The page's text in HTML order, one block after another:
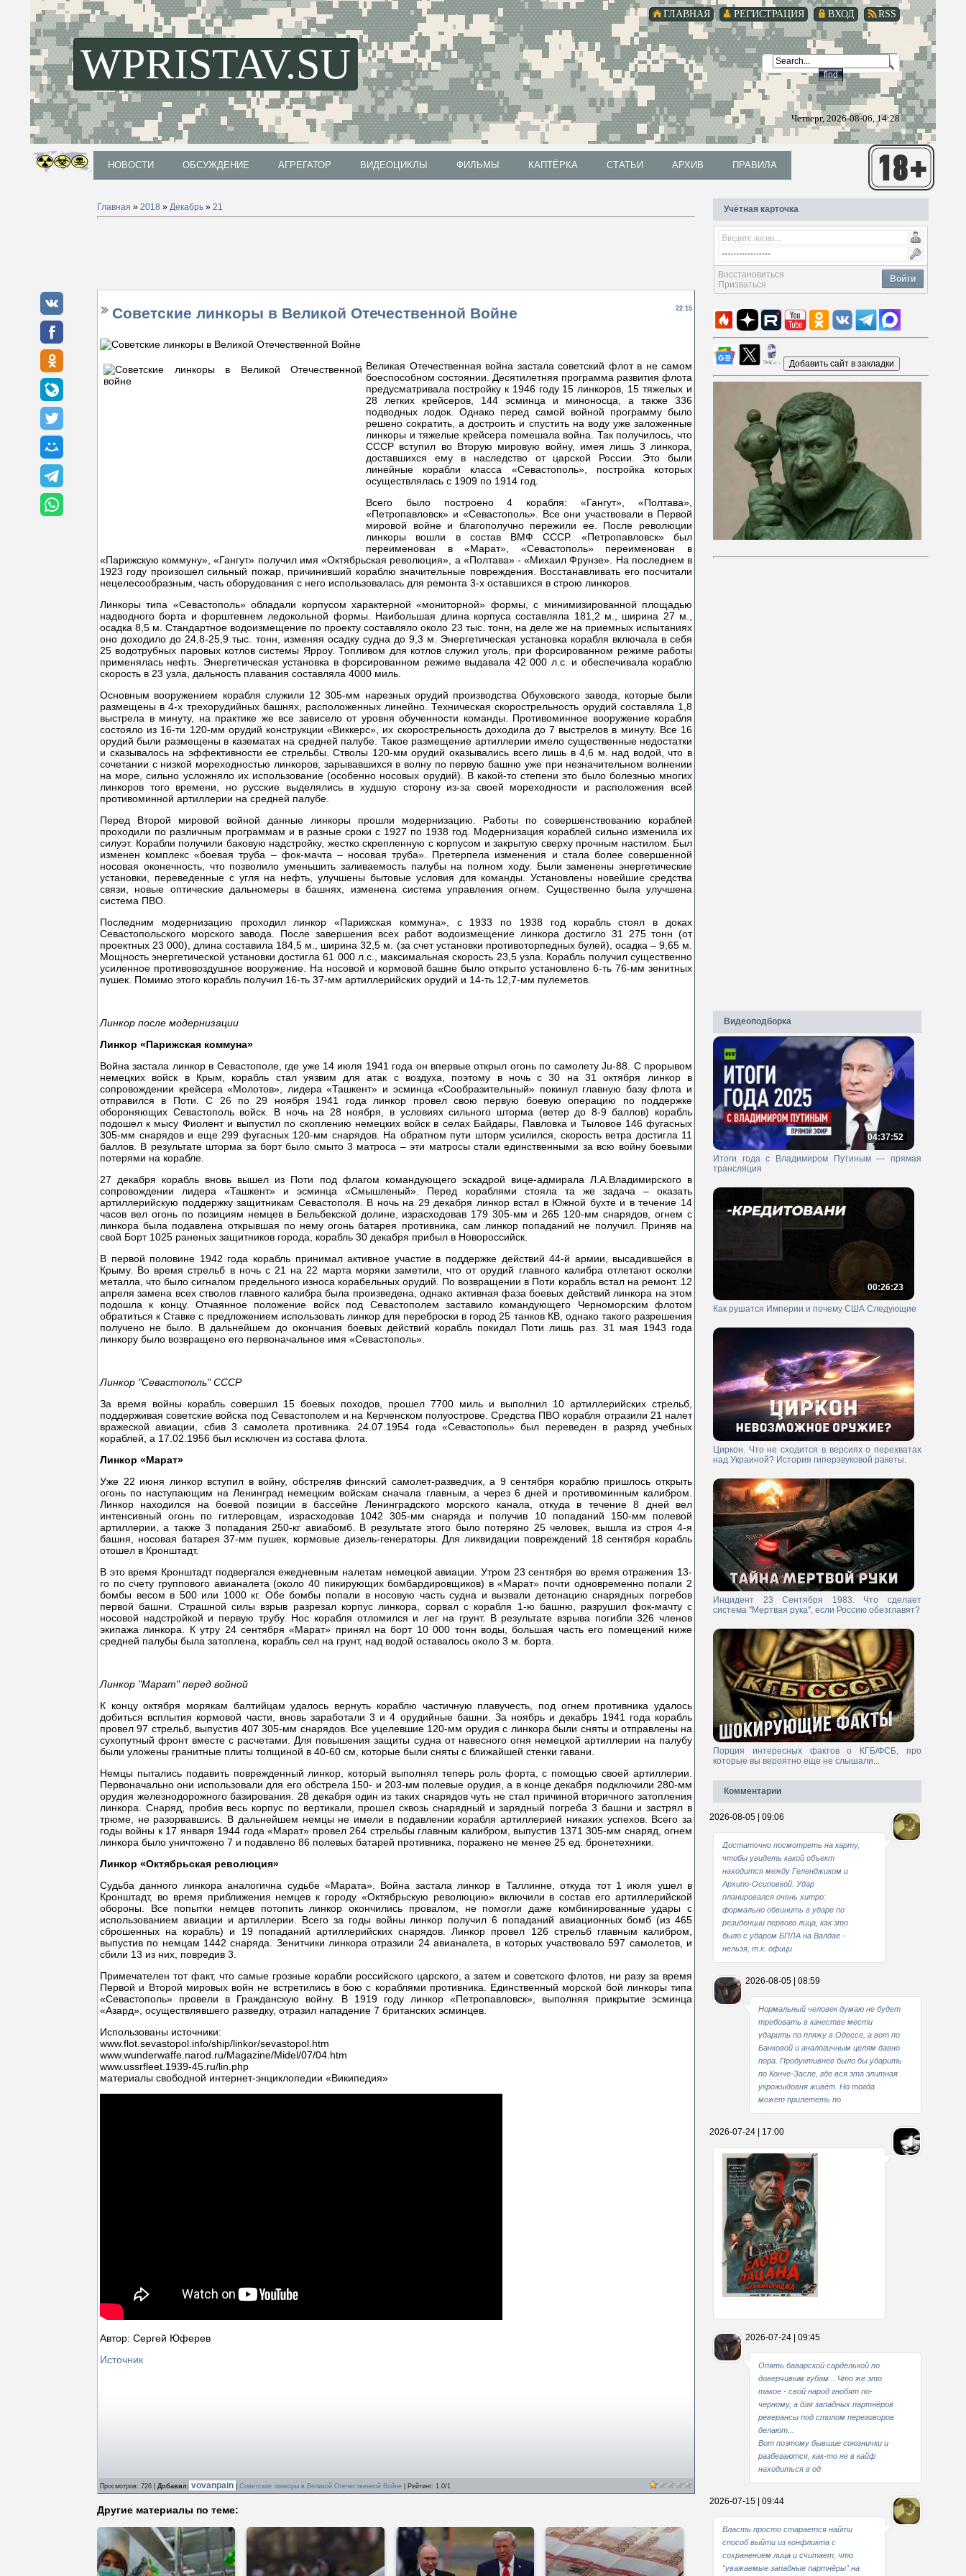
RSS
ВХОД
РЕГИСТРАЦИЯ
ГЛАВНАЯ
WPRISTAV.SU
Четверг, 2026-08-06, 14:28
НОВОСТИ ОБСУЖДЕНИЕ АГРЕГАТОР ВИДЕОЦИКЛЫ ФИЛЬМЫ КАПТЁРКА СТАТЬИ АРХИВ ПРАВИЛА
Главная » 2018 » Декабрь » 21
22:15
Советские линкоры в Великой Отечественной Войне
Великая Отечественная война застала советский флот в не самом
боеспособном состоянии. Десятилетняя программа развития флота
предусматривала постройку к 1946 году 15 линкоров, 15 тяжелых и
28 легких крейсеров, 144 эсминца и миноносца, а также 336
подводных лодок. Однако перед самой войной программу было
решено сократить, а достроить и спустить на воду уже заложенные
линкоры и тяжелые крейсера помешала война. Так получилось, что
СССР вступил во Вторую мировую войну, имея лишь 3 линкора,
доставшихся ему в наследство от царской России. Это были
линейные корабли класса «Севастополь», постройка которых
осуществлялась с 1909 по 1914 год.
Всего было построено 4 корабля: «Гангут», «Полтава»,
«Петропавловск» и «Севастополь». Все они участвовали в Первой
мировой войне и благополучно пережили ее. После революции
линкоры вошли в состав ВМФ СССР. «Петропавловск» был
переименован в «Марат», «Севастополь» переименован в
«Парижскую коммуну», «Гангут» получил имя «Октябрьская революция», а «Полтава» - «Михаил Фрунзе». На последнем в
1923 году произошел сильный пожар, причинивший кораблю значительные повреждения. Восстанавливать его посчитали
нецелесообразным, часть оборудования с него использовалась для ремонта 3-х оставшихся в строю линкоров.
Линкоры типа «Севастополь» обладали корпусом характерной «мониторной» формы, с минимизированной площадью
надводного борта и форштевнем ледокольной формы. Наибольшая длина корпуса составляла 181,2 м., ширина 27 м.,
осадка 8,5 м. Стандартное водоизмещение по проекту составляло около 23 тыс. тонн, на деле же на приемных испытаниях
оно доходило до 24,8-25,9 тыс. тонн, изменяя осадку судна до 9,3 м. Энергетическая установка корабля включала в себя
25 водотрубных паровых котлов системы Ярроу. Топливом для котлов служил уголь, при форсированном режиме работы
применялась нефть. Энергетическая установка в форсированном режиме выдавала 42 000 л.с. и обеспечивала кораблю
скорость в 23 узла, дальность плавания составляла 4000 миль.
Основным вооружением корабля служили 12 305-мм нарезных орудий производства Обуховского завода, которые были
размещены в 4-х трехорудийных башнях, расположенных линейно. Техническая скорострельность орудий составляла 1,8
выстрела в минуту, на практике же все зависело от уровня обученности команды. Противоминное вооружение корабля
состояло из 16-ти 120-мм орудий конструкции «Виккерс», их скорострельность доходила до 7 выстрелов в минуту. Все 16
орудий были размещены в казематах на средней палубе. Такое размещение артиллерии имело существенные недостатки
и сказывалось на эффективности ее стрельбы. Стволы 120-мм орудий оказывались всего лишь в 4,6 м. над водой, что в
сочетании с низкой мореходностью линкоров, зарывавшихся в волну по первую башню уже при незначительном волнении
на море, сильно усложняло их использование (особенно носовых орудий). В какой-то степени это было болезнью многих
линкоров того времени, но русские выделялись в худшую сторону из-за своей мореходности и расположения всей
противоминной артиллерии на средней палубе.
Перед Второй мировой войной данные линкоры прошли модернизацию. Работы по совершенствованию кораблей
проходили по различным программам и в разные сроки с 1927 по 1938 год. Модернизация кораблей сильно изменила их
силуэт. Корабли получили баковую надстройку, жестко скрепленную с корпусом и закрытую сверху прочным настилом. Был
изменен комплекс «боевая труба – фок-мачта – носовая труба». Претерпела изменения и стала более совершенной
носовая оконечность, что позволило уменьшить заливаемость палубы на полном ходу. Были заменены энергетические
установки, переведенные с угля на нефть, улучшены бытовые условия для команды. Установлены новейшие средства
связи, новые оптические дальномеры в башнях, изменена система управления огнем. Существенно была улучшена
система ПВО.
Последним модернизацию проходил линкор «Парижская коммуна», с 1933 по 1938 год корабль стоял в доках
Севастопольского морского завода. После завершения всех работ водоизмещение линкора достигло 31 275 тонн (от
проектных 23 000), длина составила 184,5 м., ширина 32,5 м. (за счет установки противоторпедных булей), осадка – 9,65 м.
Мощность энергетической установки достигла 61 000 л.с., максимальная скорость 23,5 узла. Корабль получил существенно
усиленное противовоздушное вооружение. На носовой и кормовой башне было открыто установлено 6-ть 76-мм зенитных
пушек. Помимо этого корабль получил 16-ть 37-мм артиллерийских орудий и 14-ть 12,7-мм пулеметов.
Линкор после модернизации
Линкор «Парижская коммуна»
Война застала линкор в Севастополе, где уже 14 июля 1941 года он впервые открыл огонь по самолету Ju-88. С прорывом
немецких войск в Крым, корабль стал уязвим для атак с воздуха, поэтому в ночь с 30 на 31 октября линкор в
сопровождении крейсера «Молотов», лидера «Ташкент» и эсминца «Сообразительный» покинул главную базу флота и
отправился в Поти. С 26 по 29 ноября 1941 года линкор провел свою первую боевую операцию по поддержке
обороняющих Севастополь войск. В ночь на 28 ноября, в условиях сильного шторма (ветер до 8-9 баллов) корабль
подошел к мысу Фиолент и выпустил по скоплению немецких войск в селах Байдары, Павловка и Тыловое 146 фугасных
305-мм снарядов и еще 299 фугасных 120-мм снарядов. На обратном пути шторм усилился, скорость ветра достигла 11
баллов. В результате шторма за борт было смыто 3 матроса – эти матросы стали единственными за всю войну боевыми
потерями на корабле.
27 декабря корабль вновь вышел из Поти под флагом командующего эскадрой вице-адмирала Л.А.Владимирского в
сопровождении лидера «Ташкент» и эсминца «Смышленый». Перед кораблями стояла та же задача – оказать
артиллерийскую поддержку защитникам Севастополя. В ночь на 29 декабря линкор встал в Южной бухте и в течение 14
часов вел огонь по позициям немцев в Бельбекской долине, израсходовав 179 305-мм и 265 120-мм снарядов, огнем с
линкора была подавлена открывшая по нему огонь батарея противника, сам линкор попаданий не получил. Приняв на
свой Борт 1025 раненых защитников города, корабль 30 декабря прибыл в Новороссийск.
В первой половине 1942 года корабль принимал активное участие в поддержке действий 44-й армии, высадившейся в
Крыму. Во время стрельб в ночь с 21 на 22 марта моряки заметили, что от орудий главного калибра отлетают осколки
металла, что было сигналом предельного износа корабельных орудий. По возвращении в Поти корабль встал на ремонт. 12
апреля замена всех стволов главного калибра была произведена, однако активная фаза боевых действий линкора на этом
подошла к концу. Отчаянное положение войск под Севастополем заставило командующего Черноморским флотом
обратиться к Ставке с предложением использовать линкор для переброски в город 25 танков КВ, однако такого разрешения
получено не было. В дальнейшем до окончания боевых действий корабль покидал Поти лишь раз. 31 мая 1943 года
линкору было возвращено его первоначальное имя «Севастополь».
Линкор "Севастополь" СССР
За время войны корабль совершил 15 боевых походов, прошел 7700 миль и выполнил 10 артиллерийских стрельб,
поддерживая советские войска под Севастополем и на Керченском полуострове. Средства ПВО корабля отразили 21 налет
вражеской авиации, сбив 3 самолета противника. 24.07.1954 года «Севастополь» был переведен в разряд учебных
кораблей, а 17.02.1956 был исключен из состава флота.
Линкор «Марат»
Уже 22 июня линкор вступил в войну, обстреляв финский самолет-разведчик, а 9 сентября кораблю пришлось открыть
огонь по наступающим на Ленинград немецким войскам сначала главным, а через 6 дней и противоминным калибром.
Линкор находился на боевой позиции в бассейне Ленинградского морского канала, откуда в течение 8 дней вел
интенсивный огонь по гитлеровцам, израсходовав 1042 305-мм снаряда и получив 10 попаданий 150-мм полевой
артиллерии, а также 3 попадания 250-кг авиабомб. В результате этого было потеряно 25 человек, вышла из строя 4-я
башня, носовая батарея 37-мм пушек, кормовые дизель-генераторы. Для ликвидации повреждений 18 сентября корабль
отошел в Кронштадт.
В это время Кронштадт подвергался ежедневным налетам немецкой авиации. Утром 23 сентября во время отражения 13-
го по счету группового авианалета (около 40 пикирующих бомбардировщиков) в «Марат» почти одновременно попали 2
бомбы весом в 500 или 1000 кг. Обе бомбы попали в носовую часть судна и вызвали детонацию снарядных погребов
первой башни. Страшной силы взрыв разрезал корпус линкора, сорвал с корабля 1-ю башню, разрушил фок-мачту с
носовой надстройкой и первую трубу. Нос корабля отломился и лег на грунт. В результате взрыва погибли 326 членов
экипажа линкора. К утру 24 сентября «Марат» принял на борт 10 000 тонн воды, большая часть его помещений ниже
средней палубы была затоплена, корабль сел на грунт, над водой оставалось около 3 м. борта.
Линкор "Марат" перед войной
К концу октября морякам балтийцам удалось вернуть кораблю частичную плавучесть, под огнем противника удалось
добиться всплытия кормовой части, вновь заработали 3 и 4 орудийные башни. За ноябрь и декабрь 1941 года корабль
провел 97 стрельб, выпустив 407 305-мм снарядов. Все уцелевшие 120-мм орудия с линкора были сняты и отправлены на
сухопутный фронт вместе с расчетами. Для повышения защиты судна от навесного огня немецкой артиллерии на палубу
были уложены гранитные плиты толщиной в 40-60 см, которые были сняты с ближайшей стенки гавани.
Немцы пытались подавить поврежденный линкор, который выполнял теперь роль форта, с помощью своей артиллерии.
Первоначально они использовали для его обстрела 150- и 203-мм полевые орудия, а в конце декабря подключили 280-мм
орудия железнодорожного базирования. 28 декабря один из таких снарядов чуть не стал причиной вторичного затопления
линкора. Снаряд, пробив весь корпус по вертикали, прошел сквозь снарядный и зарядный погреба 3 башни и застрял в
трюме, не разорвавшись. В дальнейшем немцы не имели в подавлении корабля артиллерией никаких успехов. Всего за
годы войны к 17 января 1944 года «Марат» провел 264 стрельбы главным калибром, выпустив 1371 305-мм снаряд, огнем
линкора было уничтожено 7 и подавлено 86 полевых батарей противника, поражено не менее 25 ед. бронетехники.
Линкор «Октябрьская революция»
Судьба данного линкора аналогична судьбе «Марата». Война застала линкор в Таллинне, откуда тот 1 июля ушел в
Кронштадт, во время приближения немцев к городу «Октябрьскую революцию» включили в состав его артиллерийской
обороны. Все попытки немцев потопить линкор окончились провалом, не помогли даже комбинированные удары с
использованием авиации и артиллерии. Всего за годы войны линкор получил 6 попаданий авиационных бомб (из 465
сброшенных на корабль) и 19 попаданий артиллерийских снарядов. Линкор провел 126 стрельб главным калибром,
выпустив по немцам 1442 снаряда. Зенитчики линкора отразили 24 авианалета, в которых участвовало 597 самолетов, и
сбили 13 из них, повредив 3.
Примечателен тот факт, что самые грозные корабли российского царского, а затем и советского флотов, ни разу за время
Первой и Второй мировых войн не встретились в бою с кораблями противника. Единственный морской бой линкоры типа
«Севастополь» провели в Гражданскую войну. В 1919 году линкор «Петропавловск», выполняя прикрытие эсминца
«Азард», осуществлявшего разведку, отразил нападение 7 британских эсминцев.
Использованы источники:
www.flot.sevastopol.info/ship/linkor/sevastopol.htm
www.wunderwaffe.narod.ru/Magazine/Midel/07/04.htm
www.ussrfleet.1939-45.ru/lin.php
материалы свободной интернет-энциклопедии «Википедия»
Автор: Сергей Юферев
Источник
Просмотров: 726 | Добавил: vovanpain Советские линкоры в Великой Отечественной Войне Рейтинг: 1.0/1
Другие материалы по теме:
Учётная карточка
Войти
Восстановиться
Призваться
Видеоподборка
04:37:52
Итоги года с Владимиром Путиным — прямая
трансляция
00:26:23
Как рушатся Империи и почему США Следующие
Циркон. Что не сходится в версиях о перехватах
над Украиной? История гиперзвуковой ракеты.
Инцидент 23 Сентября 1983. Что сделает
система "Мертвая рука", если Россию обезглавят?
Порция интересных фактов о КГБ/ФСБ, про
которые вы вероятно еще не слышали...
Комментарии
2026-08-05 | 09:06
Достаточно посмотреть на карту,
чтобы увидеть какой объект
находится между Геленджиком и
Архипо-Осиповкой. Удар
планировался очень хитро:
формально обвинить в ударе по
резиденции первого лица, как это
было с ударом БПЛА на Валдае -
нельзя, т.к. офици
2026-08-05 | 08:59
Нормальный человек думаю не будет
требовать в качестве мести
ударить по пляжу в Одессе, а вот по
Банковой и аналогичным целям давно
пора. Продуктивнее было бы ударить
по Конче-Заспе, где вся эта элитная
укрожыдовня живёт. Но тогда
может прилететь по
2026-07-24 | 17:00
В свое время
2026-07-24 | 09:45
Опять баварской сарделькой по
доверчивым губам... Что же это
такое - свой народ гнобят по-
черному, а для западных партнёров
реверансы под столом переговоров
делают...
Вот поэтому бывшие союзнички и
разбегаются, как-то не в кайф
находиться в од
2026-07-15 | 09:44
Власть просто старается найти
способ выйти из конфликта с
сохранением лица и считает, что
"уважаемые западные партнёры" на